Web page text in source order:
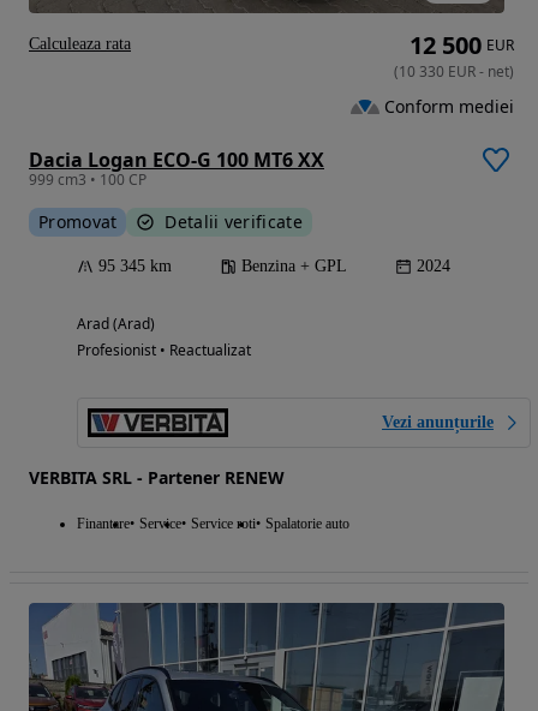
Dacia Logan ECO-G 100 MT6 XX
999 cm3 • 100 CP
Promovat Detalii verificate
95 345 km Benzina + GPL 2024
Arad (Arad)
Profesionist • Reactualizat
Vezi anunțurile
VERBITA SRL - Partener RENEW
Finantare Service Service roti Spalatorie auto
12 500 EUR
(10 330 EUR- net)
Conform mediei
Calculeaza rata